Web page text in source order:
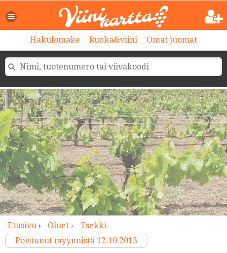
Hakulomake Ruoka&viini Omat juomat
Etusivu› Oluet ›
Tsekki
Poistunut myynnistä 12.10.2013